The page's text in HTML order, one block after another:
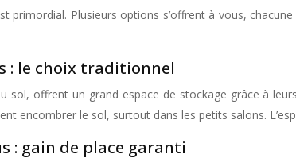
primordial. Plusieurs options s’offrent à vous,
: le choix traditionnel
sol, offrent un grand espace de stockage grâce à
encombrer le sol, surtout dans les petits salons.
: gain de place garanti